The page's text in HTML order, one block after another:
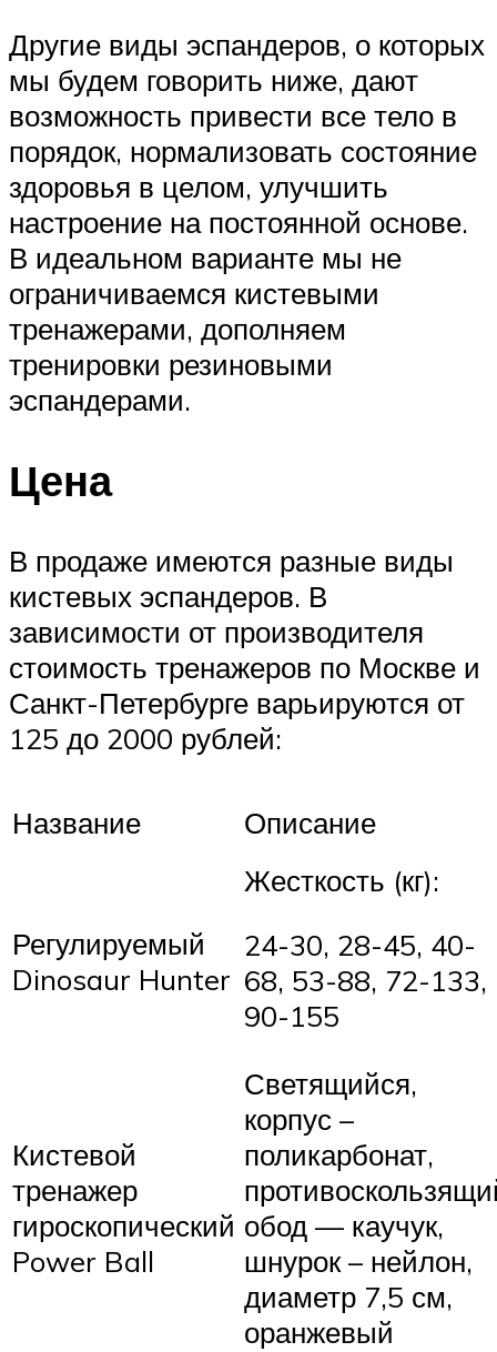
Другие виды эспандеров, о которых
мы будем говорить ниже, дают
возможность привести все тело в
порядок, нормализовать состояние
здоровья в целом, улучшить
настроение на постоянной основе.
В идеальном варианте мы не
ограничиваемся кистевыми
тренажерами, дополняем
тренировки резиновыми
эспандерами.
Цена
В продаже имеются разные виды
кистевых эспандеров. В
зависимости от производителя
стоимость тренажеров по Москве и
Санкт-Петербурге варьируются от
125 до 2000 рублей:
Название Описание
Регулируемый
Dinosaur Hunter
Жесткость (кг):
24-30, 28-45, 40-
68, 53-88, 72-133,
90-155
Кистевой
тренажер
гироскопический
Power Ball
Светящийся,
корпус –
поликарбонат,
обод — каучук,
шнурок – нейлон,
диаметр 7,5 см,
оранжевый